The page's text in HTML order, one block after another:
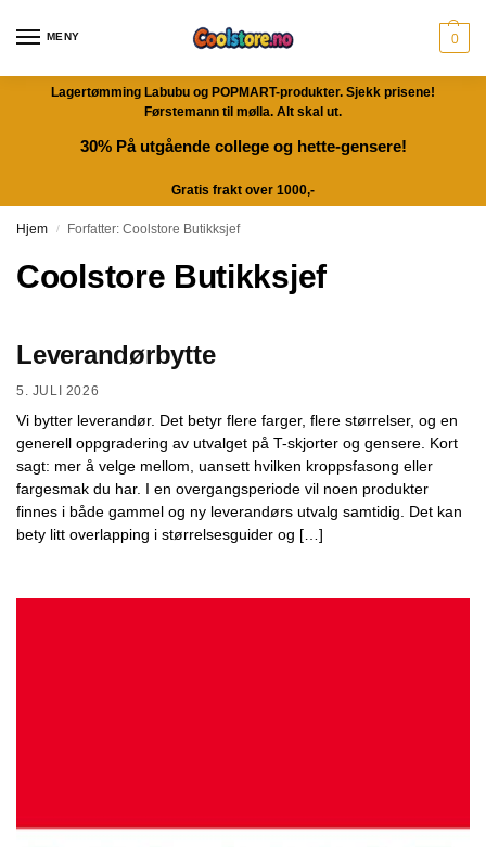
MENY 0
Lagertømming Labubu og POPMART-produkter. Sjekk prisene!
Førstemann til mølla. Alt skal ut.
30% På utgående college og hette-gensere!
Gratis frakt over 1000,-
Hjem / Forfatter: Coolstore Butikksjef
Coolstore Butikksjef
Leverandørbytte
5. JULI 2026
Vi bytter leverandør. Det betyr flere farger, flere størrelser, og en
generell oppgradering av utvalget på T-skjorter og gensere. Kort
sagt: mer å velge mellom, uansett hvilken kroppsfasong eller
fargesmak du har. I en overgangsperiode vil noen produkter
finnes i både gammel og ny leverandørs utvalg samtidig. Det kan
bety litt overlapping i størrelsesguider og […]